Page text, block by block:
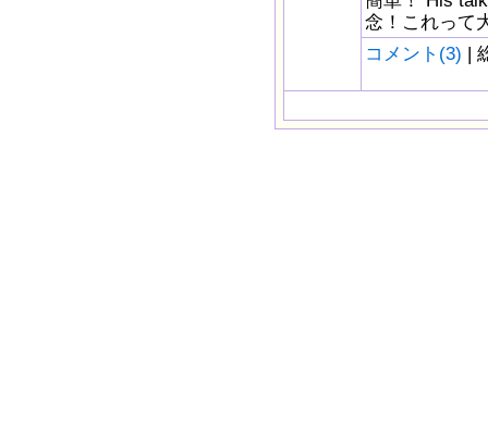
念！これって
コメント(3) |